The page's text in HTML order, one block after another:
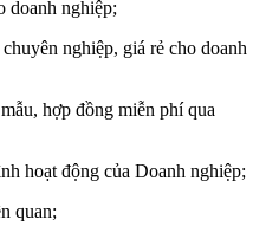
doanh nghiệp;
nghiệp, giá rẻ cho doanh
hợp đồng miễn phí qua
hoạt động của Doanh nghiệp;
quan;